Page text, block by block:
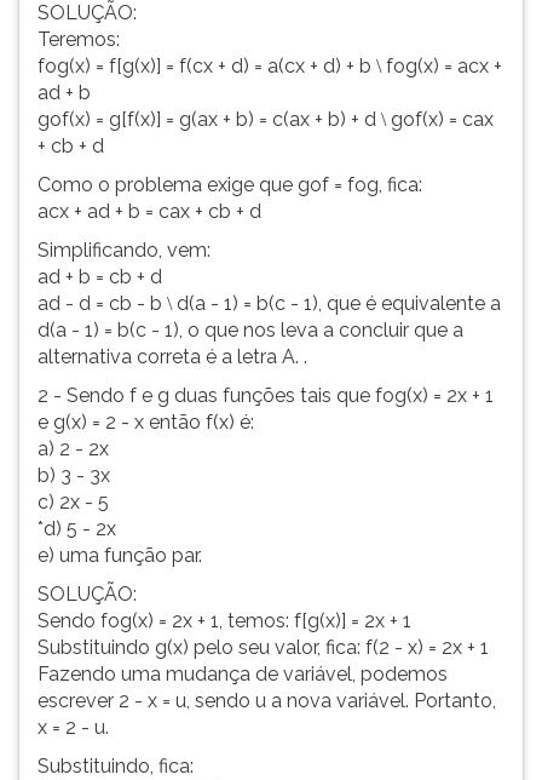
SOLUÇÃO:
Teremos:
fog(x) = f[g(x)] = f(cx + d) = a(cx + d) + b \fog(x) = acx +
ad + b
gof(x) = g[f(x)] = g(ax + b) = c(ax + b) + d \gof(x) = cax
+ cb + d
Como o problema exige que gof = fog, fica:
acx + ad + b = cax + cb + d
Simplificando, vem:
ad + b = cb + d
ad - d = cb - b \d(a - 1) = b(c - 1), que é equivalente a
d(a - 1) = b(c - 1), o que nos leva a concluir que a
alternativa correta é a letra A. .
2 - Sendo f e g duas funções tais que fog(x) = 2x + 1
e g(x) = 2 - x então f(x) é:
a) 2 - 2x
b) 3 - 3x
c) 2x - 5
*d) 5 - 2x
e) uma função par.
SOLUÇÃO:
Sendo fog(x) = 2x + 1, temos: f[g(x)] = 2x + 1
Substituindo g(x) pelo seu valor, fica: f(2 - x) = 2x + 1
Fazendo uma mudança de variável, podemos
escrever 2 - x = u, sendo u a nova variável. Portanto,
x = 2 - u.
Substituindo, fica: